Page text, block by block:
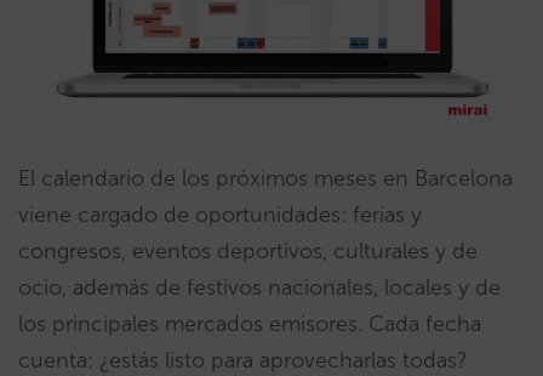
El calendario de los próximos meses en Barcelona
viene cargado de oportunidades: ferias y
congresos, eventos deportivos, culturales y de
ocio, además de festivos nacionales, locales y de
los principales mercados emisores. Cada fecha
cuenta: ¿estás listo para aprovecharlas todas?